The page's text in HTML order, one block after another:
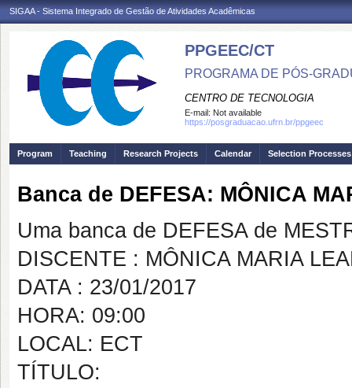
SIGAA - Sistema Integrado de Gestão de Atividades Acadêmicas
PPGEEC/CT
PROGRAMA DE PÓS-
CENTRO DE TECNOLOGIA
E-mail: Not available
https://posgraduacao.ufrn.br/ppgeec
Program Teaching Research Projects Calendar Selection Processes
Banca de DEFESA: MÔNICA
Uma banca de DEFESA de
DISCENTE : MÔNICA MARIA
DATA : 23/01/2017
HORA: 09:00
LOCAL: ECT
TÍTULO: